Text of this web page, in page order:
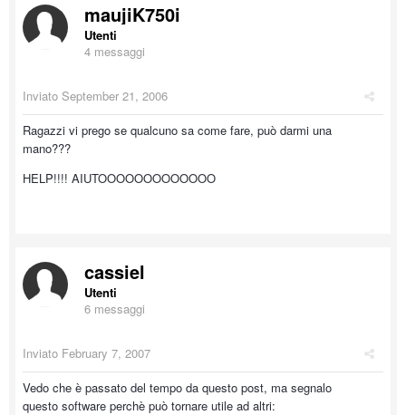
maujiK750i
Utenti
4 messaggi
Inviato September 21, 2006
Ragazzi vi prego se qualcuno sa come fare, può darmi una
mano???
HELP!!!! AIUTOOOOOOOOOOOOO
cassiel
Utenti
6 messaggi
Inviato February 7, 2007
Vedo che è passato del tempo da questo post, ma segnalo
questo software perchè può tornare utile ad altri: